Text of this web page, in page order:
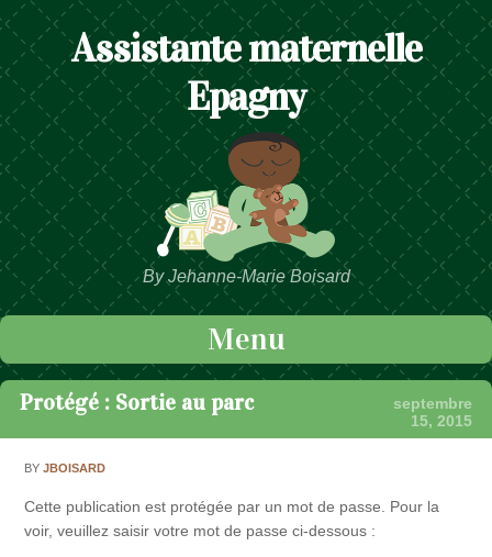
Assistante maternelle
Epagny
By Jehanne-Marie Boisard
Menu
Passer au contenu
Protégé : Sortie au parc
septembre
15, 2015
BYJBOISARD
Cette publication est protégée par un mot de passe. Pour la
voir, veuillez saisir votre mot de passe ci-dessous :